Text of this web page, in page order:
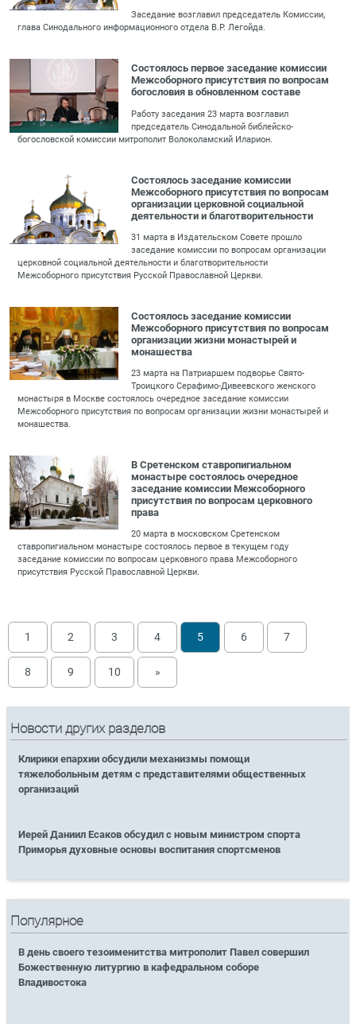
Заседание возглавил председатель Комиссии,
глава Синодального информационного отдела В.Р. Легойда.
Состоялось первое заседание комиссии
Межсоборного присутствия по вопросам
богословия в обновленном составе
Работу заседания 23 марта возглавил
председатель Синодальной библейско-
богословской комиссии митрополит Волоколамский Иларион.
Состоялось заседание комиссии
Межсоборного присутствия по вопросам
организации церковной социальной
деятельности и благотворительности
31 марта в Издательском Совете прошло
заседание комиссии по вопросам организации
церковной социальной деятельности и благотворительности
Межсоборного присутствия Русской Православной Церкви.
Состоялось заседание комиссии
Межсоборного присутствия по вопросам
организации жизни монастырей и
монашества
23 марта на Патриаршем подворье Свято-
Троицкого Серафимо-Дивеевского женского
монастыря в Москве состоялось очередное заседание комиссии
Межсоборного присутствия по вопросам организации жизни монастырей и
монашества.
В Сретенском ставропигиальном
монастыре состоялось очередное
заседание комиссии Межсоборного
присутствия по вопросам церковного
права
20 марта в московском Сретенском
ставропигиальном монастыре состоялось первое в текущем году
заседание комиссии по вопросам церковного права Межсоборного
присутствия Русской Православной Церкви.
1 2 3 4 5 6 7
8 9 10 »
Новости других разделов
Клирики епархии обсудили механизмы помощи
тяжелобольным детям с представителями общественных
организаций
Иерей Даниил Есаков обсудил с новым министром спорта
Приморья духовные основы воспитания спортсменов
Популярное
В день своего тезоименитства митрополит Павел совершил
Божественную литургию в кафедральном соборе
Владивостока